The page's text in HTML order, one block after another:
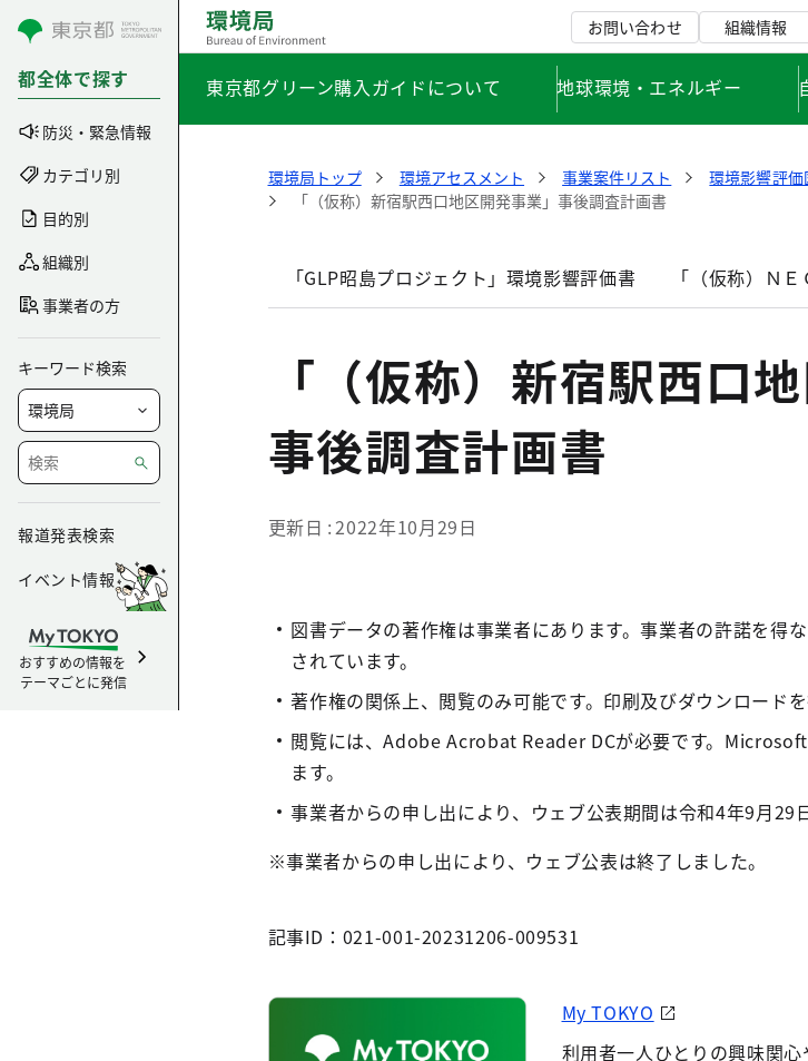
コンテンツにスキップ
都全体で探す
防災・緊急情報
カテゴリ別
目的別
組織別
事業者の方
キーワード検索
報道発表検索
イベント情報
おすすめの情報を
テーマごとに発信
お問い合わせ 組織情報
東京都グリーン購入ガイドについて 地球環境・エネルギー
環境局トップ 環境アセスメント 事業案件リスト 環境影響評価
「（仮称）新宿駅西口地区開発事業」事後調査計画書
「GLP昭島プロジェクト」環境影響評価書 「（仮称）Ｎ
「（仮称）新宿駅西口
事後調査計画書
更新日 2022年10月29日
図書データの著作権は事業者にあります。事業者の許諾を得
されています。
著作権の関係上、閲覧のみ可能です。印刷及びダウンロード
閲覧には、Adobe Acrobat Reader DCが必要です。
ます。
事業者からの申し出により、ウェブ公表期間は令和4年9月29
※事業者からの申し出により、ウェブ公表は終了しました。
記事ID：021-001-20231206-009531
My TOKYO
利用者一人ひとりの興味関